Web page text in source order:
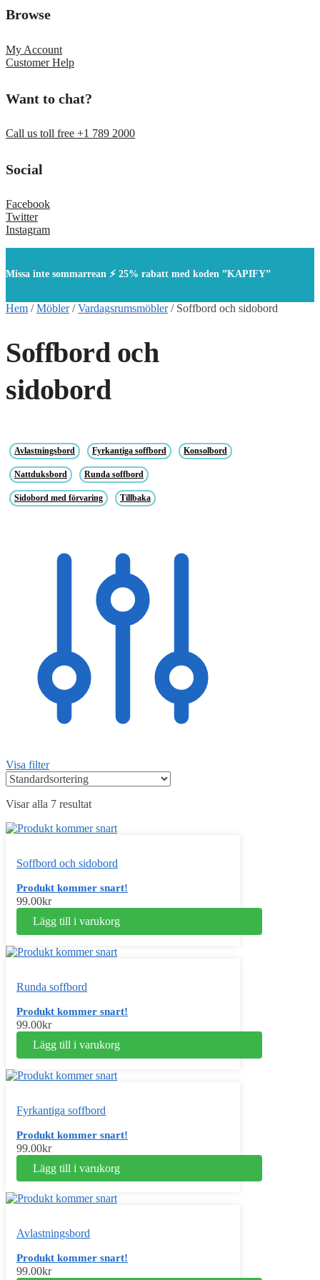
Browse
My Account
Customer Help
Want to chat?
Call us toll free +1 789 2000
Social
Facebook
Twitter
Instagram
Missa inte sommarrean ⚡ 25% rabatt med koden ”KAPIFY”
Hem /Möbler/Vardagsrumsmöbler/ Soffbord och sidobord
Soffbord och
sidobord
Avlastningsbord Fyrkantiga soffbord Konsolbord
Nattduksbord Runda soffbord
Sidobord med förvaring Tillbaka
Visa filter
Visar alla 7 resultat
Soffbord och sidobord
Produkt kommer snart!
99.00kr
Lägg till i varukorg
Runda soffbord
Produkt kommer snart!
99.00kr
Lägg till i varukorg
Fyrkantiga soffbord
Produkt kommer snart!
99.00kr
Lägg till i varukorg
Avlastningsbord
Produkt kommer snart!
99.00kr